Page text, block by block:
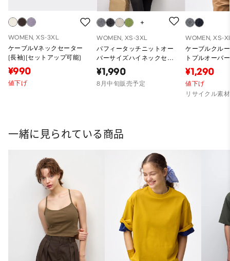
WOMEN, XS-3XL
ケーブルVネックセーター
(長袖)(セットアップ可能)
¥990
値下げ
WOMEN, XS-3XL
パフィータッチニットオー
バーサイズハイネックセー
ターCL
¥1,990
8月中旬販売予定
WOMEN, XS-
ケーブルクル
トプルオーバー
¥1,290
値下げ
リサイクル素材
一緒に見られている商品